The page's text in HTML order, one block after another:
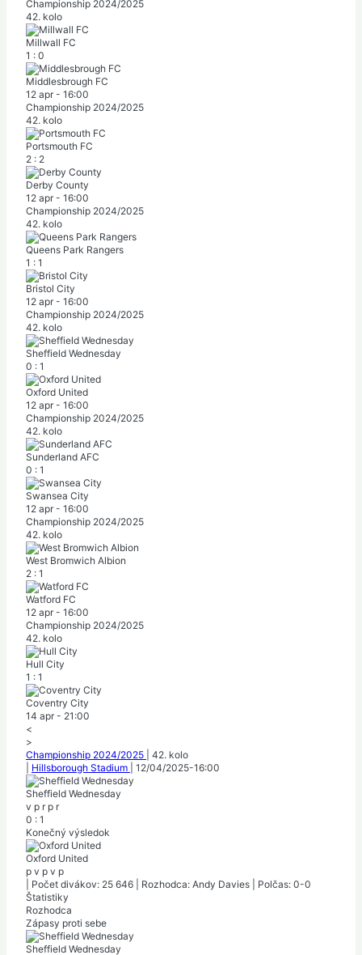
Championship 2024/2025
42. kolo
Millwall FC
1 : 0
Middlesbrough FC
12 apr - 16:00
Championship 2024/2025
42. kolo
Portsmouth FC
2 : 2
Derby County
12 apr - 16:00
Championship 2024/2025
42. kolo
Queens Park Rangers
1 : 1
Bristol City
12 apr - 16:00
Championship 2024/2025
42. kolo
Sheffield Wednesday
0 : 1
Oxford United
12 apr - 16:00
Championship 2024/2025
42. kolo
Sunderland AFC
0 : 1
Swansea City
12 apr - 16:00
Championship 2024/2025
42. kolo
West Bromwich Albion
2 : 1
Watford FC
12 apr - 16:00
Championship 2024/2025
42. kolo
Hull City
1 : 1
Coventry City
14 apr - 21:00
<
>
Championship 2024/2025
42. kolo
Hillsborough Stadium 12/04/2025-16:00
Sheffield Wednesday
v p r p r
0 : 1
Konečný výsledok
Oxford United
p v p v p
Počet divákov: 25 646 Rozhodca: Andy Davies
Polčas: 0-0
Štatistiky
Rozhodca
Zápasy proti sebe
Sheffield Wednesday